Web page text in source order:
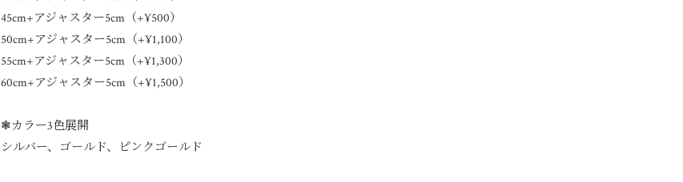
45cm+アジャスター5cm（+¥500）
50cm+アジャスター5cm（+¥1,100）
55cm+アジャスター5cm（+¥1,300）
60cm+アジャスター5cm（+¥1,500）
❃カラー3色展開
シルバー、ゴールド、ピンクゴールド